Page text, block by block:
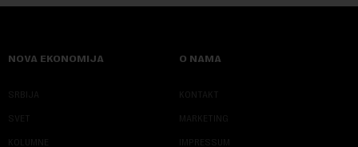
NOVA EKONOMIJA
SRBIJA
SVET
KOLUMNE
O NAMA
KONTAKT
MARKETING
IMPRESSUM